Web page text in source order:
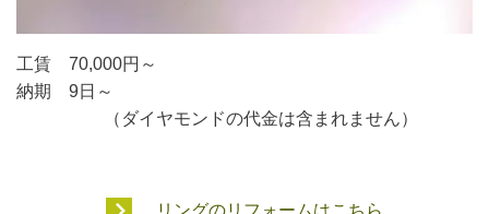
工賃 70,000円～
納期 9日～
（ダイヤモンドの代金は含まれません）